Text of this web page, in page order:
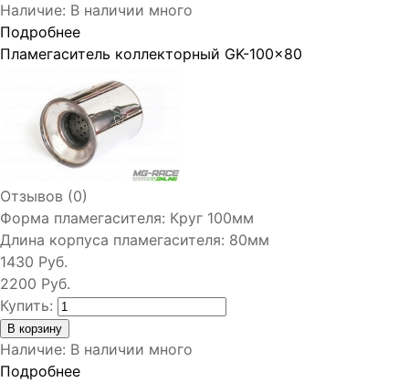
Наличие: В наличии много
Подробнее
Пламегаситель коллекторный GK-100x80
Отзывов (0)
Форма пламегасителя: Круг 100мм
Длина корпуса пламегасителя: 80мм
1430 Руб.
2200 Руб.
Купить:
Наличие: В наличии много
Подробнее